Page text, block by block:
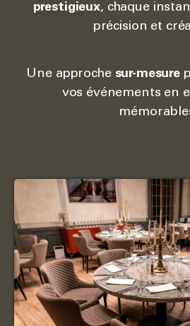
prestigieux, chaque
précision et
Une approche sur-mesure
vos événements en